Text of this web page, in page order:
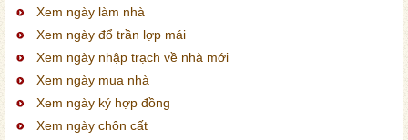
Xem ngày làm nhà
Xem ngày đổ trần lợp mái
Xem ngày nhập trạch về nhà mới
Xem ngày mua nhà
Xem ngày ký hợp đồng
Xem ngày chôn cất